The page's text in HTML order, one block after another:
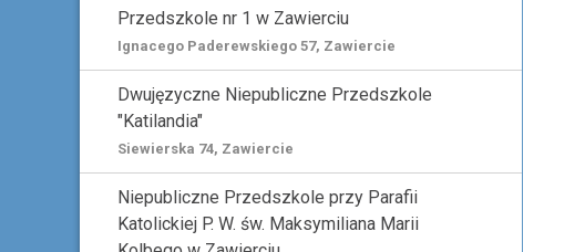
Przedszkole nr 1 w Zawierciu
Ignacego Paderewskiego 57, Zawiercie
Dwujęzyczne Niepubliczne Przedszkole
"Katilandia"
Siewierska 74, Zawiercie
Niepubliczne Przedszkole przy Parafii
Katolickiej P. W. św. Maksymiliana Marii